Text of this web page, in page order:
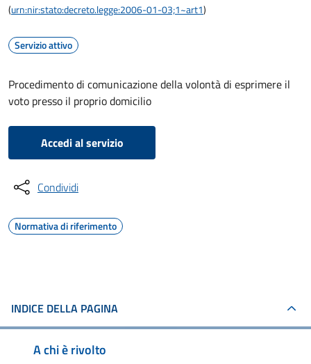
(urn:nir:stato:decreto.legge:2006-01-03;1~art1)
Servizio attivo
Procedimento di comunicazione della volontà di esprimere il
voto presso il proprio domicilio
Accedi al servizio
Condividi
Normativa di riferimento
INDICE DELLA PAGINA
A chi è rivolto